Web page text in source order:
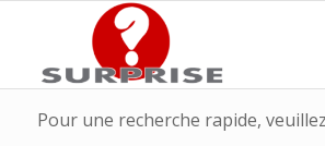
Pour une recherche rapide,